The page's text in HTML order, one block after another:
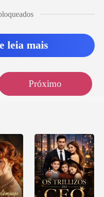
exames de
leia mais
Próximo